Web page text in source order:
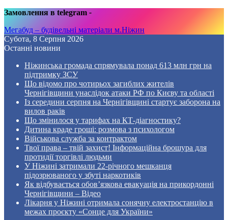
Замовлення в telegram -
Мегабуд – будівельні матеріали м.Ніжин
Субота, 8 Серпня 2026
Останні новини
Ніжинська громада спрямувала понад 613 млн грн на
підтримку ЗСУ
Що відомо про чотирьох загиблих жителів
Чернігівщини унаслідок атаки РФ по Києву та області
Із середини серпня на Чернігівщині стартує заборона на
вилов раків
Що змінилося у тарифах на КТ-діагностику?
Дитина краде гроші: розмова з психологом
Військова служба за контрактом
Твої права – твій захист! Інформаційна брошура для
протидії торгівлі людьми
У Ніжині затримали 22-річного мешканця
підозрюваного у збуті наркотиків
Як відбувається обов’язкова евакуація на прикордонні
Чернігівщини – Відео
Лікарня у Ніжині отримала сонячну електростанцію в
межах проєкту «Сонце для України»